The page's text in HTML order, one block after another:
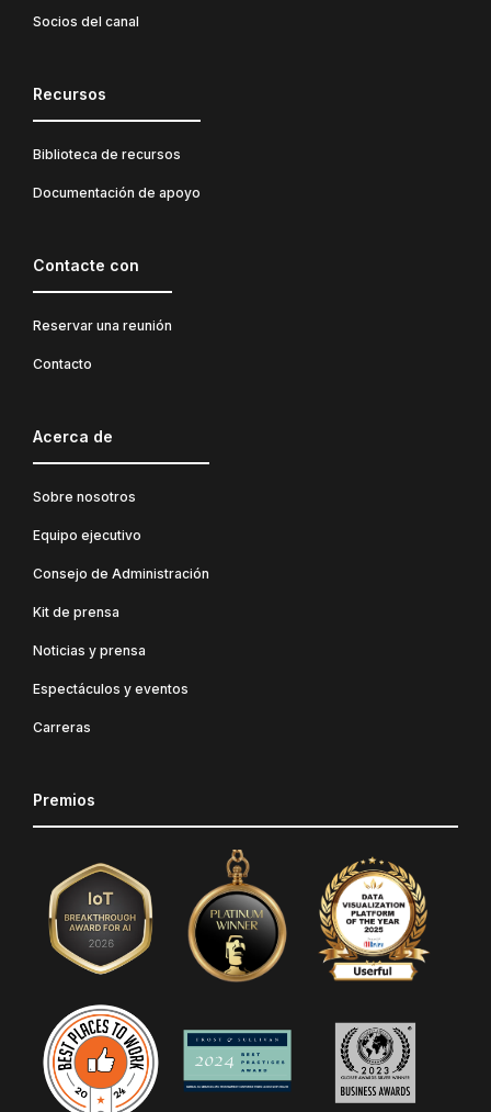
Socios del canal
Recursos
Biblioteca de recursos
Documentación de apoyo
Contacte con
Reservar una reunión
Contacto
Acerca de
Sobre nosotros
Equipo ejecutivo
Consejo de Administración
Kit de prensa
Noticias y prensa
Espectáculos y eventos
Carreras
Premios